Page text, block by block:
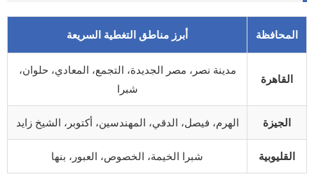
المحافظة أبرز مناطق التغطية السريعة
القاهرة
مدينة نصر، مصر الجديدة، التجمع، المعادي، حلوان،
شبرا
الجيزة الهرم، فيصل، الدقي، المهندسين، أكتوبر، الشيخ زايد
القليوبية شبرا الخيمة، الخصوص، العبور، بنها